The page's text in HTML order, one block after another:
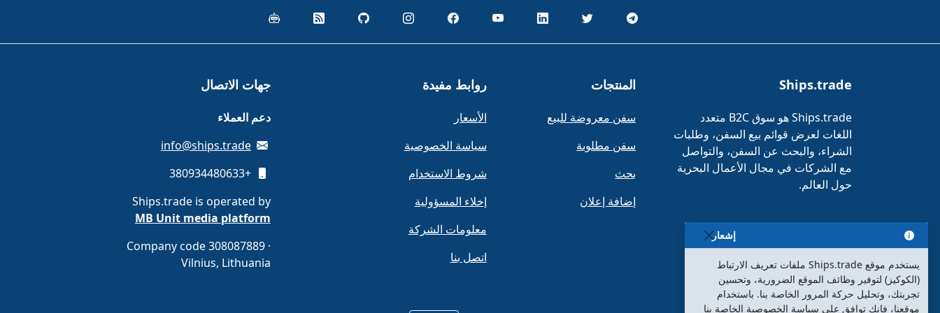
Ships.trade
Ships.trade هو سوق B2C متعدد
اللغات لعرض قوائم بيع السفن، وطلبات
الشراء، والبحث عن السفن، والتواصل
مع الشركات في مجال الأعمال البحرية
حول العالم.
المنتجات
سفن معروضة للبيع
سفن مطلوبة
بحث
إضافة إعلان
روابط مفيدة
الأسعار
سياسة الخصوصية
شروط الاستخدام
إخلاء المسؤولية
معلومات الشركة
اتصل بنا
جهات الاتصال
دعم العملاء
info@ships.trade
+380934480633
Ships.trade is operated by
MB Unit media platform
Company code 308087889 ·
Vilnius, Lithuania
إشعار
يستخدم موقع Ships.trade ملفات تعريف الارتباط
(الكوكيز) لتوفير وظائف الموقع الضرورية، وتحسين
تجربتك، وتحليل حركة المرور الخاصة بنا. باستخدام
موقعنا، فإنك توافق على سياسة الخصوصية الخاصة بنا